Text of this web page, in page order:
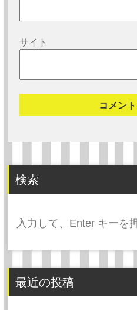
サイト
検索
索:
最近の投稿